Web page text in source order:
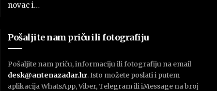
novac i…
Pošaljite nam priču ili fotografiju
Pošaljite nam priču, informaciju ili fotografiju na email
desk@antenazadar.hr. Isto možete poslati i putem
aplikacija WhatsApp, Viber, Telegram ili iMessage na broj